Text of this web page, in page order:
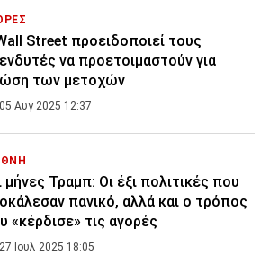
Street προειδοποιεί τους
να προετοιμαστούν για
των μετοχών
05 Αυγ 2025 12:37
μήνες Τραμπ: Οι έξι πολιτικές που
πανικό, αλλά και ο τρόπος
«κέρδισε» τις αγορές
27 Ιουλ 2025 18:05